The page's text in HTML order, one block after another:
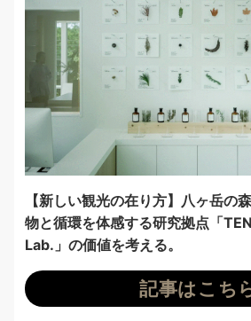
【新しい観光の在り方】八ヶ岳の
物と循環を体感する研究拠点「
Lab.」の価値を考える。
記事はこち